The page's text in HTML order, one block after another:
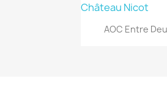

AOC Entre